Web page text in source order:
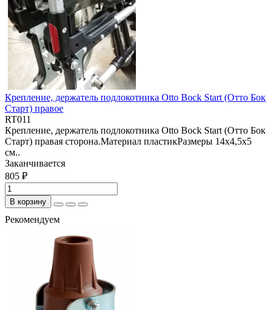
Крепление, держатель подлокотника Otto Bock Start (Отто Бок
Старт) правое
RT011
Крепление, держатель подлокотника Otto Bock Start (Отто Бок
Старт) правая сторона.Материал пластикРазмеры 14х4,5х5
см..
Заканчивается
805 ₽
В корзину
Рекомендуем